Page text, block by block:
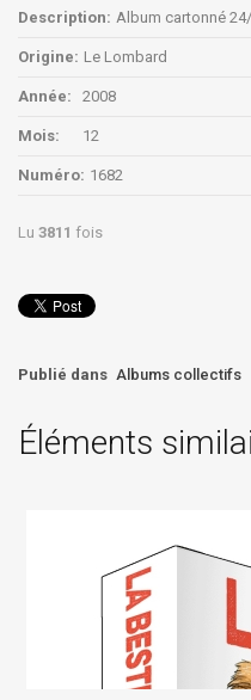
Description: Album cartonné
Origine: Le Lombard
Année: 2008
Mois: 12
Numéro: 1682
Lu 3811 fois
Publié dans Albums collectifs
Éléments